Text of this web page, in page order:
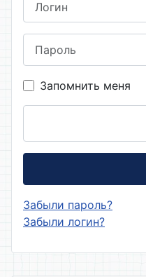
Запомнить меня
Забыли пароль?
Забыли логин?